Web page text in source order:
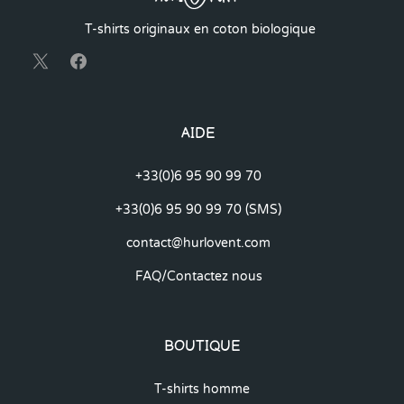
T-shirts originaux en coton biologique
AIDE
+33(0)6 95 90 99 70
+33(0)6 95 90 99 70 (SMS)
contact@hurlovent.com
FAQ/Contactez nous
BOUTIQUE
T-shirts homme